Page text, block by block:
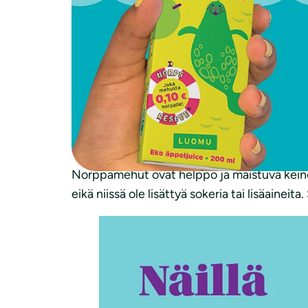
Raikastamon tuen avulla on jaettu tietoa
Verkkojen ohella löysänieluinen katiska
norppaturvallista Saimaa-katiskaa, joilla
suojelutyöhön kuten
Raikastamon uusi tuoteomistaja Arho
mehujen avulla hyvää. Saimaannorppa
Saimaassa myös tulevaisuudessa”,
Norppamehut ovat helppo ja maistuva
eikä niissä ole lisättyä sokeria tai